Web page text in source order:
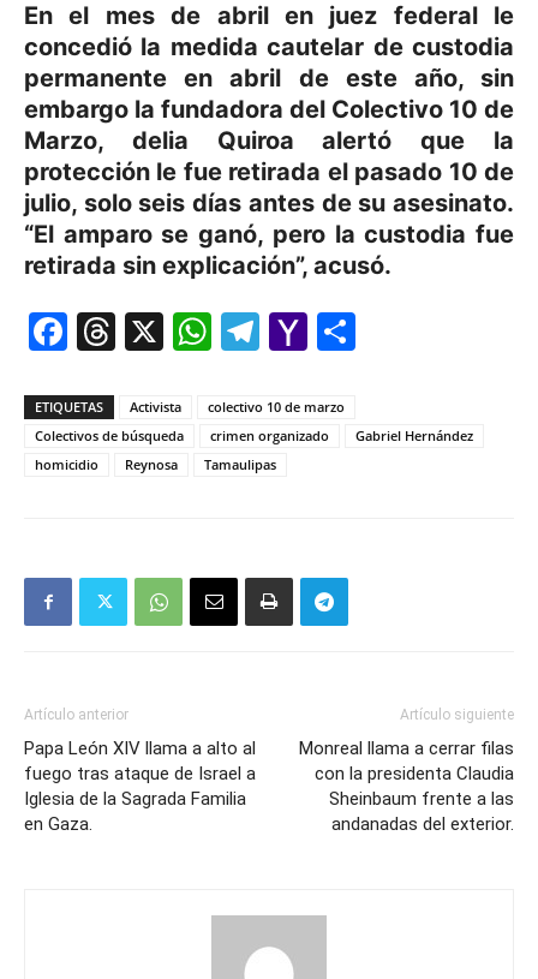
En el mes de abril en juez federal le
concedió la medida cautelar de custodia
permanente en abril de este año, sin
embargo la fundadora del Colectivo 10 de
Marzo, delia Quiroa alertó que la
protección le fue retirada el pasado 10 de
julio, solo seis días antes de su asesinato.
“El amparo se ganó, pero la custodia fue
retirada sin explicación”, acusó.
Facebook
Threads
X WhatsApp
Telegram
Yahoo
ETIQUETAS Activista
colectivo 10 de marzo
Colectivos de búsqueda
crimen organizado
Gabriel Hernández
homicidio
Reynosa Tamaulipas
Artículo anterior
Papa León XIV llama a alto al
fuego tras ataque de Israel a
Iglesia de la Sagrada Familia
en Gaza.
Artículo siguiente
Monreal llama a cerrar filas
con la presidenta Claudia
Sheinbaum frente a las
andanadas del exterior.